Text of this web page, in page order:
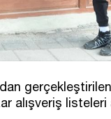
listeleri